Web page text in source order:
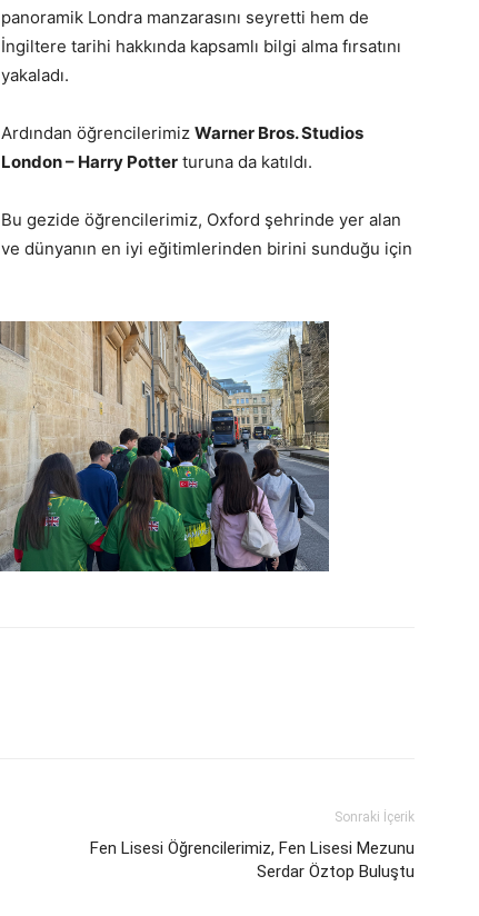
panoramik Londra manzarasını seyretti hem de
İngiltere tarihi hakkında kapsamlı bilgi alma fırsatını
yakaladı.
Ardından öğrencilerimiz Warner Bros. Studios
London – Harry Potter turuna da katıldı.
Bu gezide öğrencilerimiz, Oxford şehrinde yer alan
ve dünyanın en iyi eğitimlerinden birini sunduğu için
Sonraki İçerik
Fen Lisesi Öğrencilerimiz, Fen Lisesi Mezunu
Serdar Öztop Buluştu